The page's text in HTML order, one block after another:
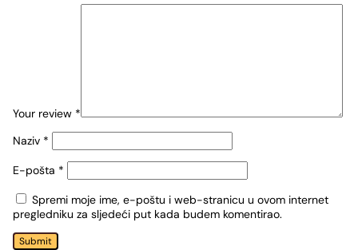
Your review *
Naziv *
E-pošta *
Spremi moje ime, e-poštu i web-stranicu u ovom internet
pregledniku za sljedeći put kada budem komentirao.
Submit